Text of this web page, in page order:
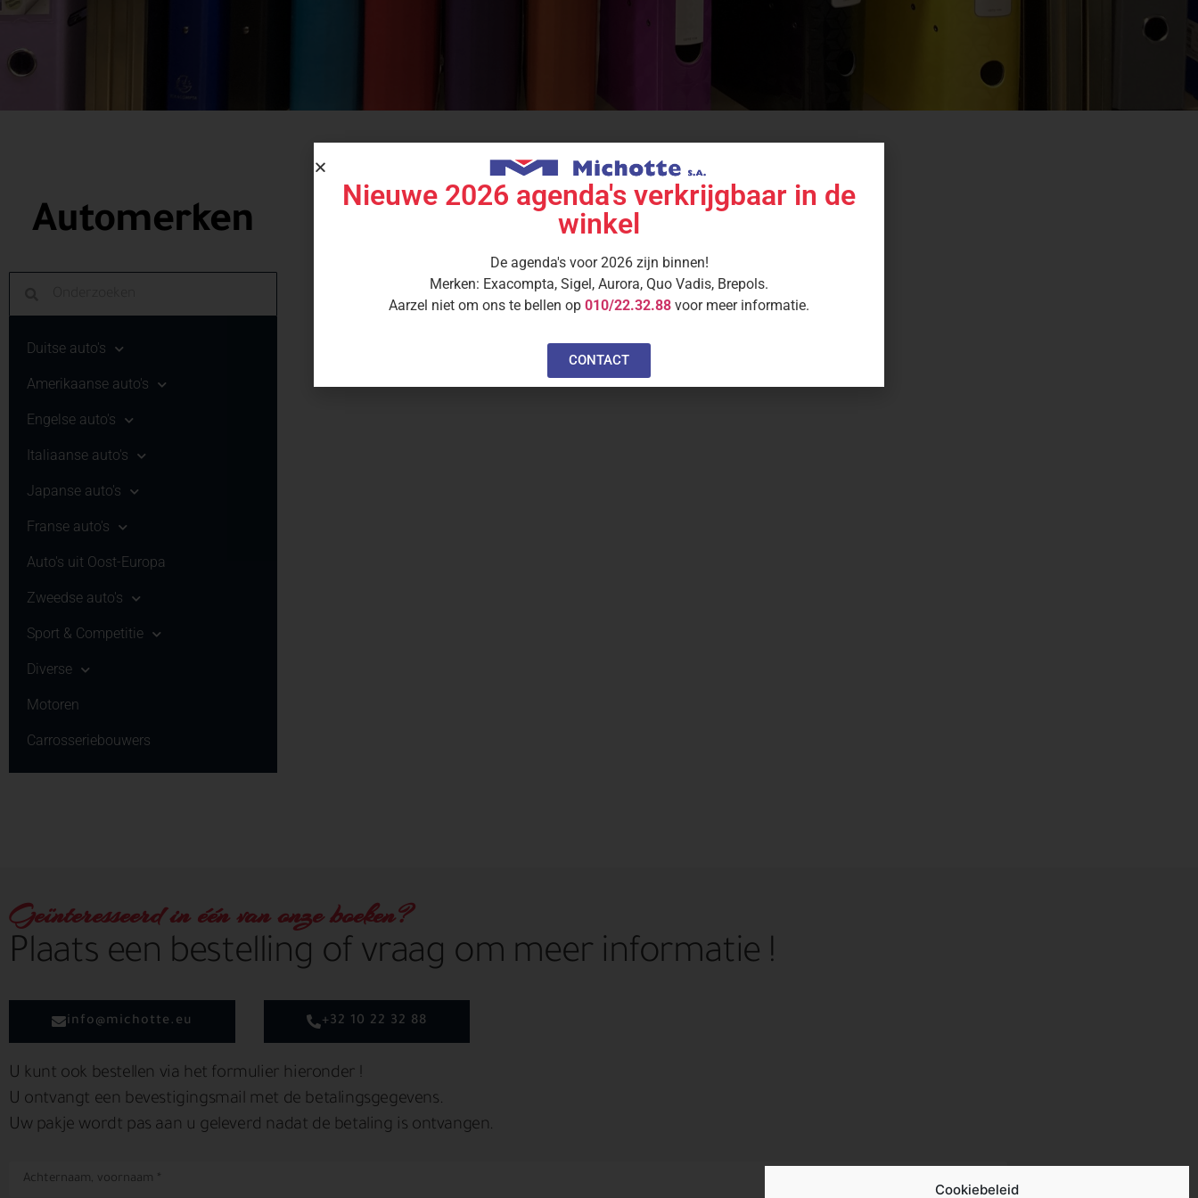
Cookiebeleid
Automerken
Duitse auto's
Amerikaanse auto's
Engelse auto's
Italiaanse auto's
Japanse auto's
Franse auto's
Auto's uit Oost-Europa
Zweedse auto's
Sport & Competitie
Diverse
Motoren
Carrosseriebouwers
We kunnen niet vinden wat je
Geïnteresseerd in één van onze boeken?
Plaats een bestelling of vraag om meer informatie !
info@michotte.eu +32 10 22 32 88
U kunt ook bestellen via het formulier hieronder !
U ontvangt een bevestigingsmail met de betalingsgegevens.
Uw pakje wordt pas aan u geleverd nadat de betaling is ontvangen.
Nieuwe 2026 agenda's verkrijgbaar in de
winkel
De agenda's voor 2026 zijn binnen!
Merken: Exacompta, Sigel, Aurora, Quo Vadis, Brepols.
Aarzel niet om ons te bellen op 010/22.32.88 voor meer informatie.
CONTACT